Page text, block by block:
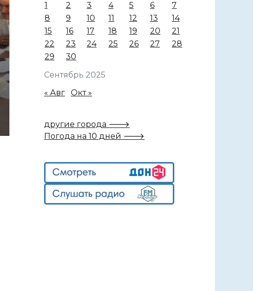
Сентябрь 2025
1
2 3 4 5 6
7
8
9 10 11 12 13
14
15
16 17 18 19 20
21
22
23 24 25 26 27
28
29
30
« Авг Окт »
другие города 🡒
Погода на 10 дней 🡒